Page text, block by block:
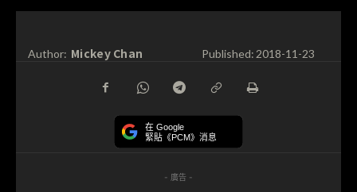
Author: Mickey Chan Published:2018-11-23
在 Google
緊貼《PCM》消息
- 廣告 -